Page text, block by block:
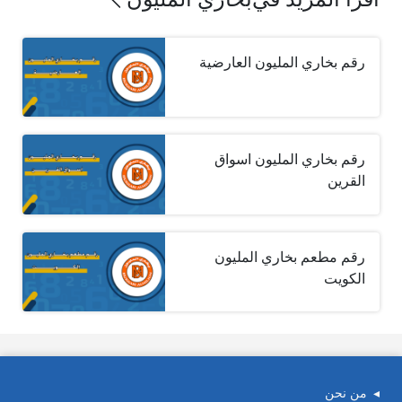
رقم بخاري المليون العارضية
رقم بخاري المليون اسواق
القرين
رقم مطعم بخاري المليون
الكويت
من نحن